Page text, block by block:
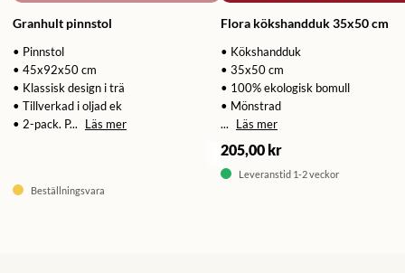
Granhult pinnstol
• Pinnstol
• 45x92x50 cm
• Klassisk design i trä
• Tillverkad i oljad ek
• 2-pack. P...
Läs mer
Beställningsvara
Flora kökshandduk 35x50 cm
• Kökshandduk
• 35x50 cm
• 100% ekologisk bomull
• Mönstrad
...
Läs mer
205,00 kr
Leveranstid 1-2 veckor